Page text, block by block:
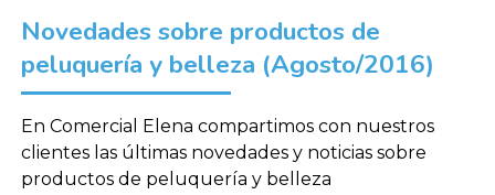
Novedades sobre productos de
peluquería y belleza (Agosto/2016)
En Comercial Elena compartimos con nuestros
clientes las últimas novedades y noticias sobre
productos de peluquería y belleza